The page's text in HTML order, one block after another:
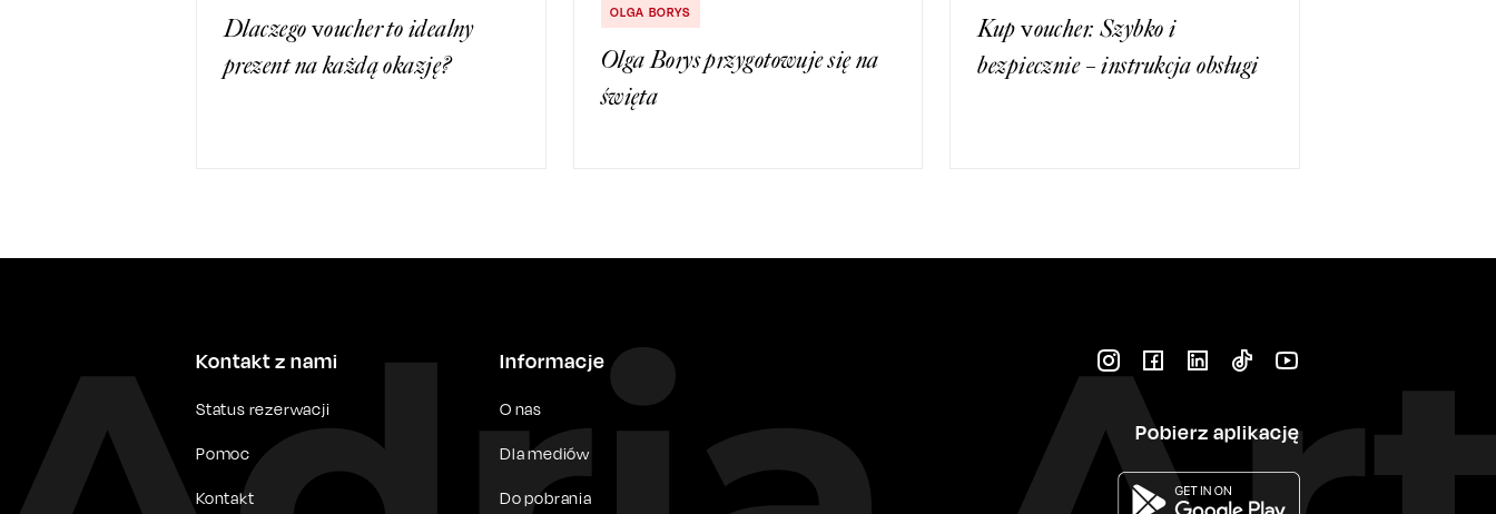
Dlaczego voucher to idealny
prezent na każdą okazję?
OLGA BORYS
Olga Borys przygotowuje się na
święta
Kup voucher. Szybko i
bezpiecznie – instrukcja obsługi
Kontakt z nami
Status rezerwacji
Pomoc
Kontakt
Informacje
O nas
Dla mediów
Do pobrania
Pobierz aplikację